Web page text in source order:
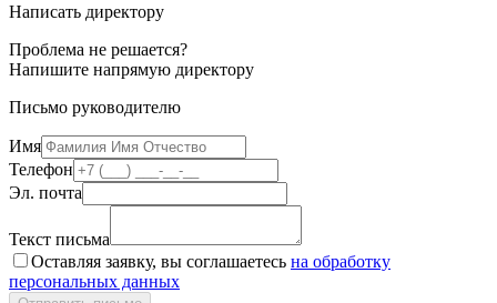
Написать директору
Проблема не решается?
Напишите напрямую директору
Письмо руководителю
Имя
Телефон
Эл. почта
Текст письма
Оставляя заявку, вы соглашаетесь на обработку
персональных данных